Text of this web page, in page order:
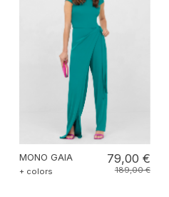
MONO GAIA
+ colors
79,00 €
189,00 €